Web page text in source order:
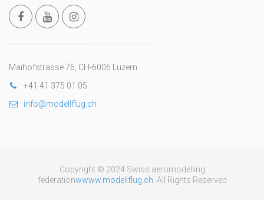
Maihofstrasse 76, CH-6006 Luzern
+41 41 375 01 05
info@modellflug.ch
Copyright © 2024 Swiss aeromodelling
federationwwww.modellflug.ch . All Rights Reserved